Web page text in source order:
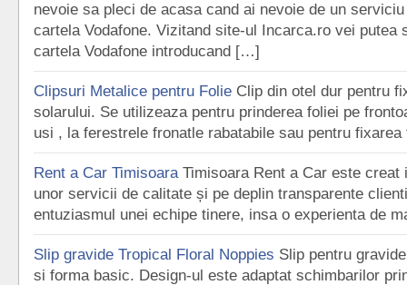
nevoie sa pleci de acasa cand ai nevoie de un
cartela Vodafone. Vizitand site-ul Incarca.ro vei putea
cartela Vodafone introducand […]
Clipsuri Metalice pentru Folie Clip din otel dur pentru
solarului. Se utilizeaza pentru prinderea foliei pe
usi , la ferestrele fronatle rabatabile sau pentru
Rent a Car Timisoara Timisoara Rent a Car este creat
unor servicii de calitate și pe deplin transparente
entuziasmul unei echipe tinere, insa o experienta de
Slip gravide Tropical Floral Noppies Slip pentru
si forma basic. Design-ul este adaptat schimbarilor